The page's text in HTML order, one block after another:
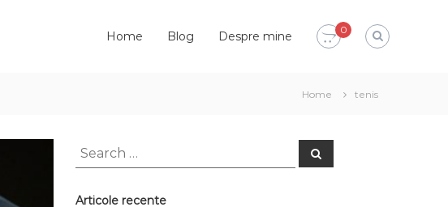
Home Blog Despre mine 0
Home tenis
Search
for:
Search
Articole recente